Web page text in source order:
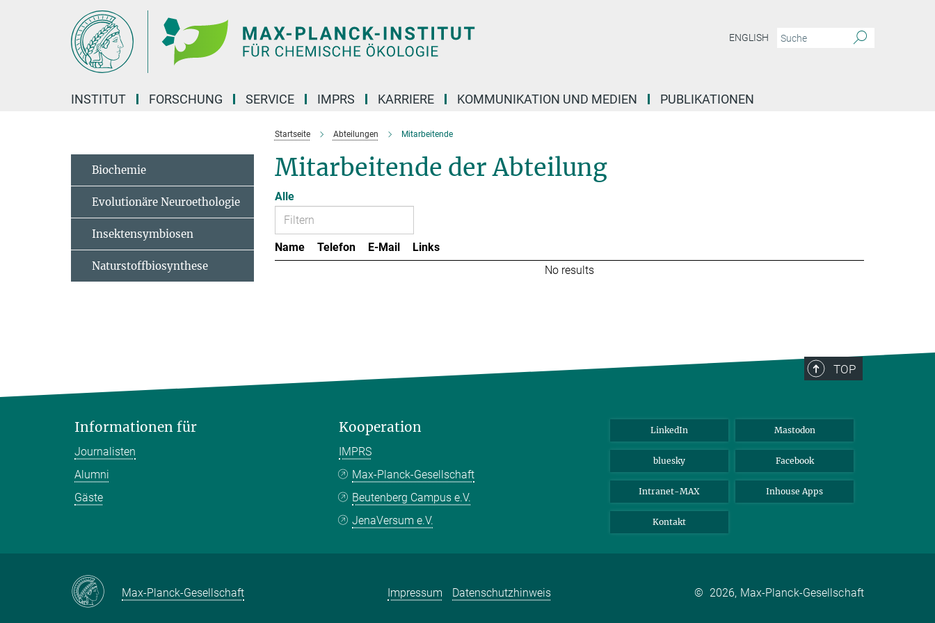
ENGLISH
INSTITUT FORSCHUNG SERVICE IMPRS KARRIERE KOMMUNIKATION UND MEDIEN PUBLIKATIONEN
Startseite Abteilungen Mitarbeitende
Mitarbeitende der Abteilung
Alle
Name Telefon E-Mail
Links
No results
Biochemie
Evolutionäre Neuroethologie
Insektensymbiosen
Naturstoffbiosynthese
TOP
Informationen für
Journalisten
Alumni
Gäste
Kooperation
IMPRS
Max-Planck-Gesellschaft
Beutenberg Campus e.V.
JenaVersum e.V.
LinkedIn Mastodon
bluesky Facebook
Intranet-MAX Inhouse Apps
Kontakt
Max-Planck-Gesellschaft Impressum Datenschutzhinweis © 2026, Max-Planck-Gesellschaft